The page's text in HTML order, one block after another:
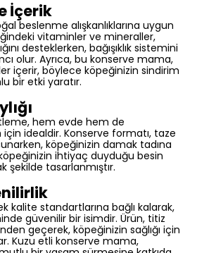
İçerik
beslenme alışkanlıklarına uygun
vitaminler ve mineraller,
desteklerken, bağışıklık sistemini
olur. Ayrıca, bu konserve mama,
içerir, böylece köpeğinizin sindirim
bir etki yaratır.
hem evde hem de
idealdir. Konserve formatı, taze
köpeğinizin damak tadına
ihtiyaç duyduğu besin
şekilde tasarlanmıştır.
kalite standartlarına bağlı kalarak,
güvenilir bir isimdir. Ürün, titiz
geçerek, köpeğinizin sağlığı için
Kuzu etli konserve mama,